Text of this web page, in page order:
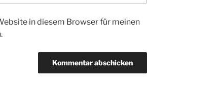
in diesem Browser für meinen